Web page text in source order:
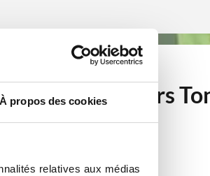
À propos des cookies
relatives aux médias
de 132Tracteurs